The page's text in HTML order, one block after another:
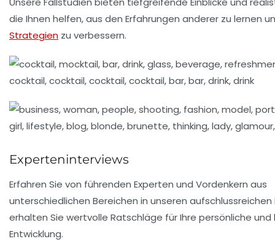
die Ihnen helfen, aus den Erfahrungen anderer zu lernen
Strategien zu verbessern.
Experteninterviews
Erfahren Sie von führenden Experten und Vordenkern aus
unterschiedlichen Bereichen in unseren
erhalten Sie wertvolle Ratschläge für Ihre persönliche
Entwicklung.